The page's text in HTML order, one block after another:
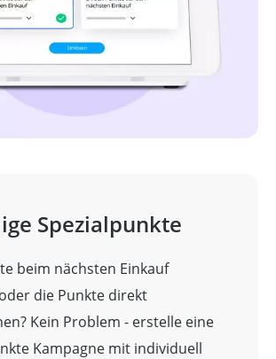
Spezialpunkte
beim nächsten Einkauf
die Punkte direkt
Kein Problem - erstelle eine
Kampagne mit individuell